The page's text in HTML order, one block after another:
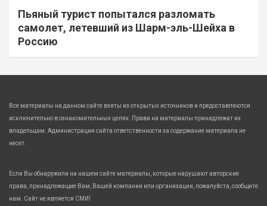
Пьяный турист попытался разломать
самолет, летевший из Шарм-эль-Шейха в
Россию
Все материалы на данном сайте взяты из открытых источников и предоставляются
исключительно в ознакомительных целях. Права на материалы принадлежат их
владельцам. Администрация сайта ответственности за содержание материала не
несет.
Если Вы обнаружили на нашем сайте материалы, которые нарушают авторские
права, принадлежащие Вам, Вашей компании или организации, пожалуйста, сообщите
нам. Сайт не является СМИ!